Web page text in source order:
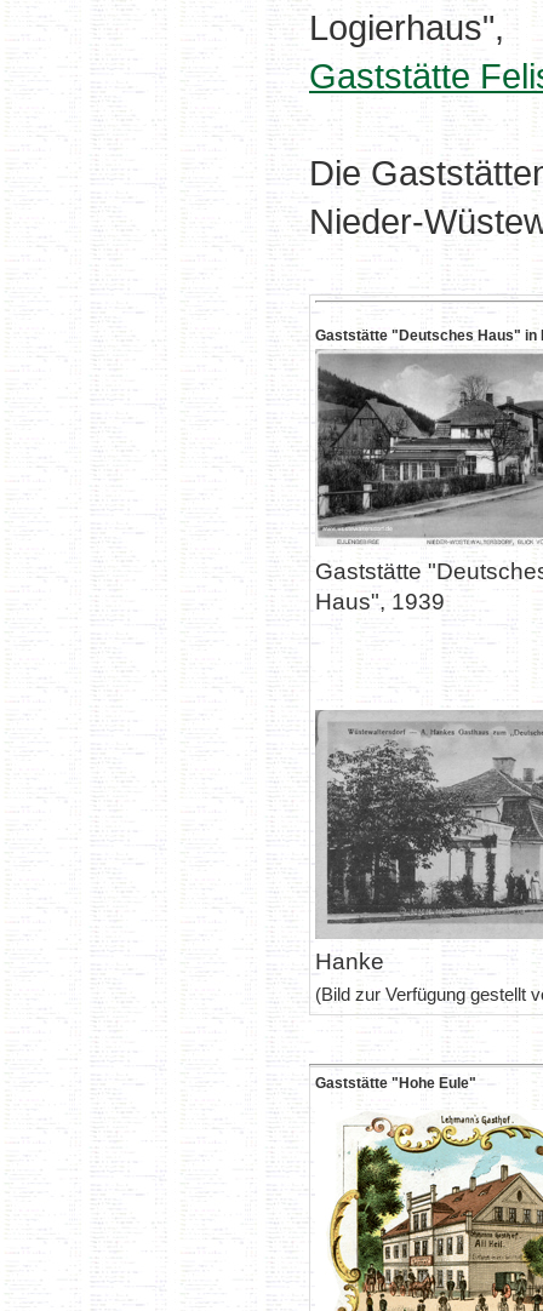
Logierhaus",
Gaststätte
Die
Nieder-
Gaststätte "Deutsches Haus" in
Gaststätte
Haus", 1939
Hanke
(Bild zur Verfügung gestellt
Gaststätte "Hohe Eule"